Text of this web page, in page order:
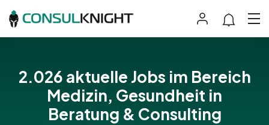
2.026 aktuelle Jobs im Bereich
Medizin, Gesundheit in
Beratung & Consulting